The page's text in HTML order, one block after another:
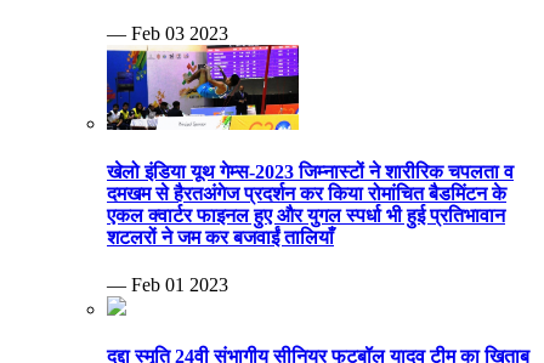
— Feb 03 2023
खेलो इंडिया यूथ गेम्स-2023 जिम्नास्टों ने शारीरिक चपलता व
दमखम से हैरतअंगेज प्रदर्शन कर किया रोमांचित बैडमिंटन के
एकल क्वार्टर फाइनल हुए और युगल स्पर्धा भी हुई प्रतिभावान
शटलरों ने जम कर बजवाईं तालियाँ
— Feb 01 2023
दद्दा स्मृति 24वी संभागीय सीनियर फुटबॉल यादव टीम का खिताब